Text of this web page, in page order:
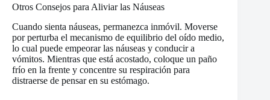
Otros Consejos para Aliviar las Náuseas
Cuando sienta náuseas, permanezca inmóvil. Moverse
por perturba el mecanismo de equilibrio del oído medio,
lo cual puede empeorar las náuseas y conducir a
vómitos. Mientras que está acostado, coloque un paño
frío en la frente y concentre su respiración para
distraerse de pensar en su estómago.